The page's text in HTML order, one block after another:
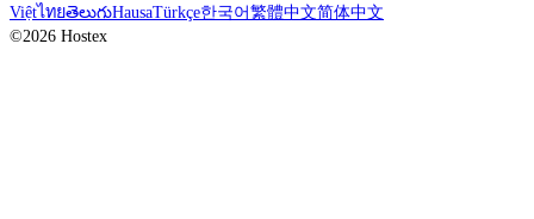
ViệtไทยతెలుగుHausaTürkçe한국어繁體中文简体中文
©2026 Hostex